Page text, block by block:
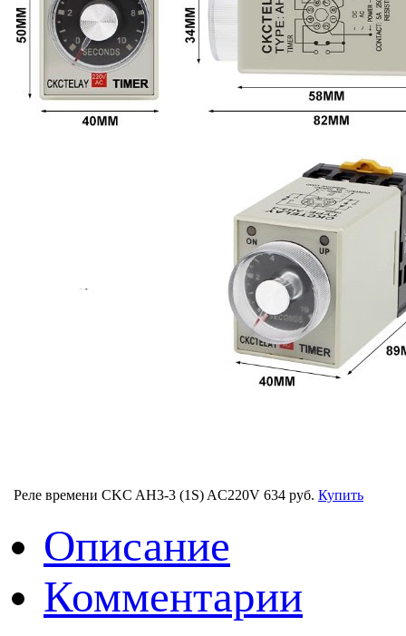
Реле времени CKC AH3-3 (1S) AC220V 634 руб. Купить
Описание
Комментарии